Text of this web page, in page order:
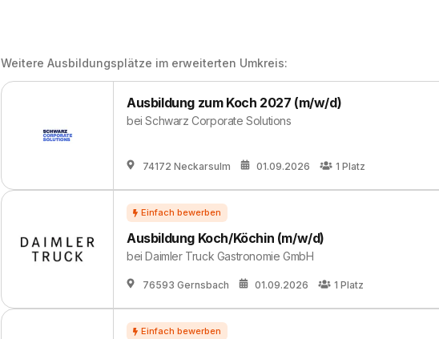
Weitere Ausbildungsplätze im erweiterten Umkreis:
Ausbildung zum Koch 2027 (m/w/d)
beiSchwarz Corporate Solutions
74172 Neckarsulm 01.09.2026 1 Platz
Ausbildung Koch/Köchin (m/w/d)
beiDaimler Truck Gastronomie GmbH
76593 Gernsbach 01.09.2026 1 Platz